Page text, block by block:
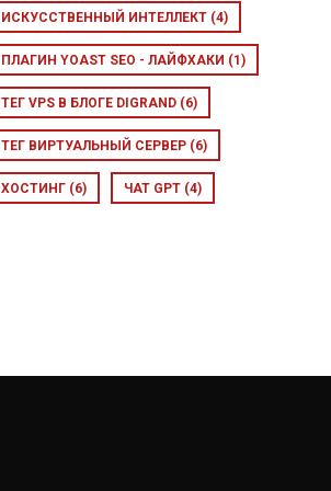
ИСКУССТВЕННЫЙ ИНТЕЛЛЕКТ (4)
ПЛАГИН YOAST SEO - ЛАЙФХАКИ (1)
ТЕГ VPS В БЛОГЕ DIGRAND (6)
ТЕГ ВИРТУАЛЬНЫЙ СЕРВЕР (6)
ХОСТИНГ (6) ЧАТ GPT (4)